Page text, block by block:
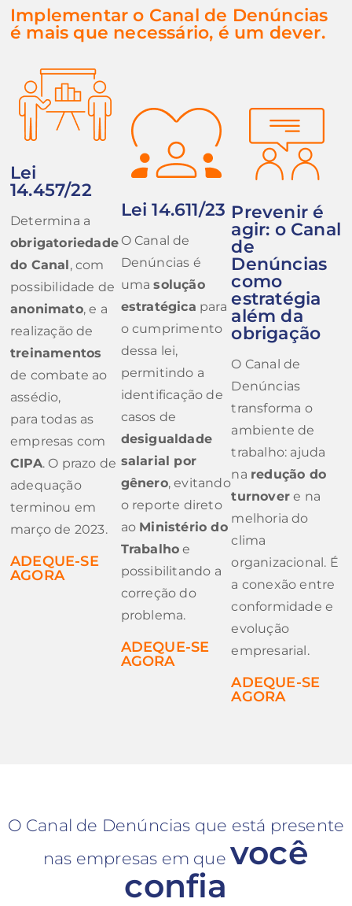
Implementar o Canal de Denúncias
é mais que necessário, é um dever.
Lei
14.457/22
Determina a
obrigatoriedade
do Canal, com
possibilidade de
anonimato, e a
realização de
treinamentos
de combate ao
assédio,
para todas as
empresas com
CIPA. O prazo de
adequação
terminou em
março de 2023.
ADEQUE-SE
AGORA
Lei 14.611/23
O Canal de
Denúncias é
umasolução
estratégica para
o cumprimento
dessa lei,
permitindo a
identificação de
casos de
desigualdade
salarial por
gênero, evitando
o reporte direto
ao Ministério do
Trabalho e
possibilitando a
correção do
problema.
ADEQUE-SE
AGORA
Prevenir é
agir: o Canal
de
Denúncias
como
estratégia
além da
obrigação
O Canal de
Denúncias
transforma o
ambiente de
trabalho: ajuda
na redução do
turnovere na
melhoria do
clima
organizacional. É
a conexão entre
conformidade e
evolução
empresarial.
ADEQUE-SE
AGORA
O Canal de Denúncias que está presente
nas empresas em que você
confia